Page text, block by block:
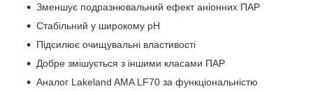
Зменшує подразнювальний ефект аніонних ПАР
Стабільний у широкому pH
Підсилює очищувальні властивості
Добре змішується з іншими класами ПАР
Аналог Lakeland AMA LF70 за функціональністю